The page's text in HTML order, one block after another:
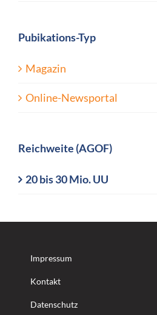
Pubikations-Typ
Magazin
Online-Newsportal
Reichweite (AGOF)
20 bis 30 Mio. UU
Impressum
Kontakt
Datenschutz